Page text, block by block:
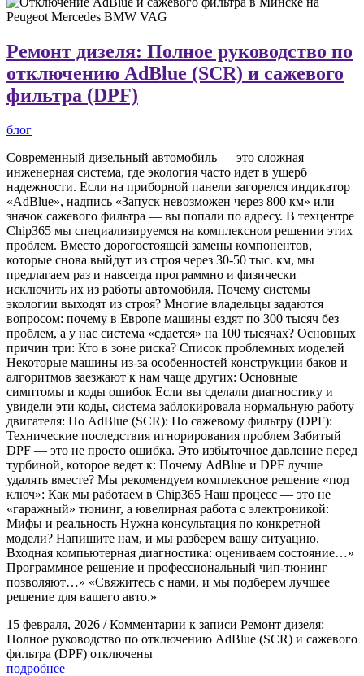
Ремонт дизеля: Полное руководство по
отключению AdBlue (SCR) и сажевого
фильтра (DPF)
блог
Современный дизельный автомобиль — это сложная
инженерная система, где экология часто идет в ущерб
надежности. Если на приборной панели загорелся индикатор
«AdBlue», надпись «Запуск невозможен через 800 км» или
значок сажевого фильтра — вы попали по адресу. В техцентре
Chip365 мы специализируемся на комплексном решении этих
проблем. Вместо дорогостоящей замены компонентов,
которые снова выйдут из строя через 30-50 тыс. км, мы
предлагаем раз и навсегда программно и физически
исключить их из работы автомобиля. Почему системы
экологии выходят из строя? Многие владельцы задаются
вопросом: почему в Европе машины ездят по 300 тысяч без
проблем, а у нас система «сдается» на 100 тысячах? Основных
причин три: Кто в зоне риска? Список проблемных моделей
Некоторые машины из-за особенностей конструкции баков и
алгоритмов заезжают к нам чаще других: Основные
симптомы и коды ошибок Если вы сделали диагностику и
увидели эти коды, система заблокировала нормальную работу
двигателя: По AdBlue (SCR): По сажевому фильтру (DPF):
Технические последствия игнорирования проблем Забитый
DPF — это не просто ошибка. Это избыточное давление перед
турбиной, которое ведет к: Почему AdBlue и DPF лучше
удалять вместе? Мы рекомендуем комплексное решение «под
ключ»: Как мы работаем в Chip365 Наш процесс — это не
«гаражный» тюнинг, а ювелирная работа с электроникой:
Мифы и реальность Нужна консультация по конкретной
модели? Напишите нам, и мы разберем вашу ситуацию.
Входная компьютерная диагностика: оцениваем состояние…»
Программное решение и профессиональный чип-тюнинг
позволяют…» «Свяжитесь с нами, и мы подберем лучшее
решение для вашего авто.»
15 февраля, 2026 / Комментарии к записи Ремонт дизеля:
Полное руководство по отключению AdBlue (SCR) и сажевого
фильтра (DPF) отключены
подробнее